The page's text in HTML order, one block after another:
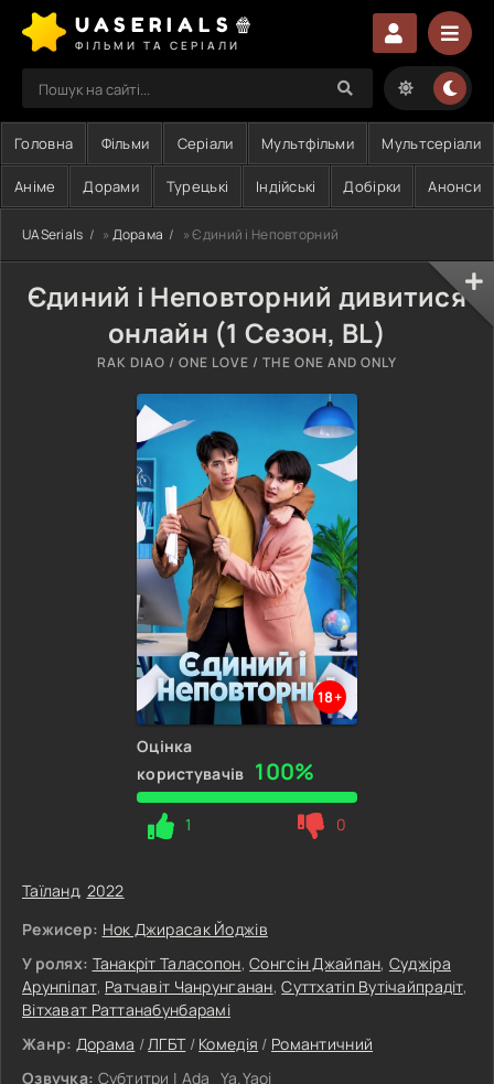
UASERIALS🍿
ФІЛЬМИ ТА СЕРІАЛИ
Головна Фільми Серіали Мультфільми Мультсеріали
Аніме Дорами Турецькі Індійські Добірки Анонси
UASerials » Дорама » Єдиний і Неповторний
Єдиний і Неповторний дивитися
онлайн (1 Сезон, BL)
RAK DIAO / ONE LOVE / THE ONE AND ONLY
18+
Оцінка
користувачів 100%
1 0
Таїланд, 2022
Режисер: Нок Джирасак Йоджів
У ролях: Танакріт Таласопон,Сонгсін Джайпан, Суджіра
Арунпіпат, Ратчавіт Чанрунганан,Суттхатіп Вутічайпрадіт,
Вітхават Раттанабунбарамі
Жанр: Дорама /ЛГБТ/ Комедія / Романтичний
Озвучка: Субтитри | Ada_Ya.Yaoi